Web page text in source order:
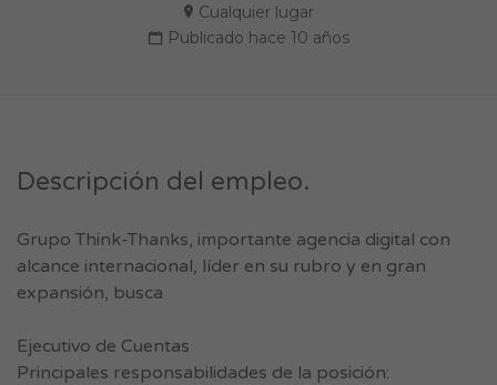
Cualquier lugar
Publicado hace 10 años
Descripción del empleo.
Grupo Think-Thanks, importante agencia digital con
alcance internacional, líder en su rubro y en gran
expansión, busca
Ejecutivo de Cuentas
Principales responsabilidades de la posición: